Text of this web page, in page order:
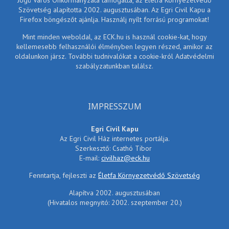
Szövetség alapította 2002. augusztusában. Az Egri Civil Kapu a
Firefox böngészőt ajánlja. Használj nyílt forrású programokat!
Mint minden weboldal, az ECK.hu is használ cookie-kat, hogy
kellemesebb felhasználói élményben legyen részed, amikor az
oldalunkon jársz. További tudnivalókat a cookie-król Adatvédelmi
szabályzatunkban találsz.
IMPRESSZUM
Egri Civil Kapu
Az Egri Civil Ház internetes portálja.
Szerkesztő: Csathó Tibor
E-mail: civilhaz@eck.hu
Fenntartja, fejleszti az Életfa Környezetvédő Szövetség
Alapítva 2002. augusztusában
(Hivatalos megnyitó: 2002. szeptember 20.)